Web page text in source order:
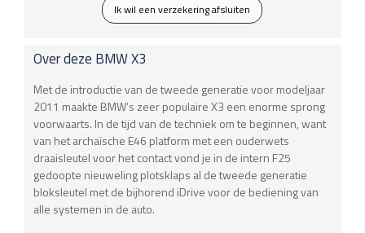
Ik wil een verzekering afsluiten
Over deze BMWX3
Met de introductie van de tweede generatie voor modeljaar
2011 maakte BMW’s zeer populaire X3 een enorme sprong
voorwaarts. In de tijd van de techniek om te beginnen, want
van het archaïsche E46 platform met een ouderwets
draaisleutel voor het contact vond je in de intern F25
gedoopte nieuweling plotsklaps al de tweede generatie
bloksleutel met de bijhorend iDrive voor de bediening van
alle systemen in de auto.